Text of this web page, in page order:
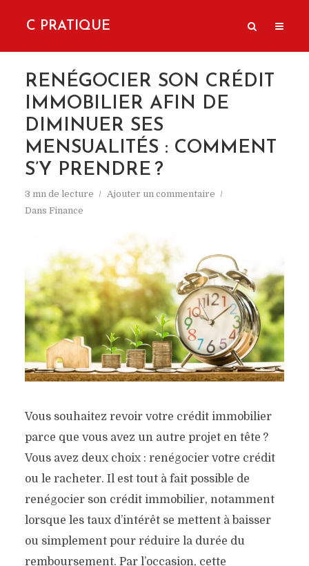
C PRATIQUE
RENÉGOCIER SON CRÉDIT
IMMOBILIER AFIN DE
DIMINUER SES
MENSUALITÉS : COMMENT
S’Y PRENDRE ?
3 mn de lecture
Ajouter un commentaire
Dans Finance
Vous souhaitez revoir votre crédit immobilier
parce que vous avez un autre projet en tête ?
Vous avez deux choix : renégocier votre crédit
ou le racheter. Il est tout à fait possible de
renégocier son crédit immobilier, notamment
lorsque les taux d’intérêt se mettent à baisser
ou simplement pour réduire la durée du
remboursement. Par l’occasion, cette